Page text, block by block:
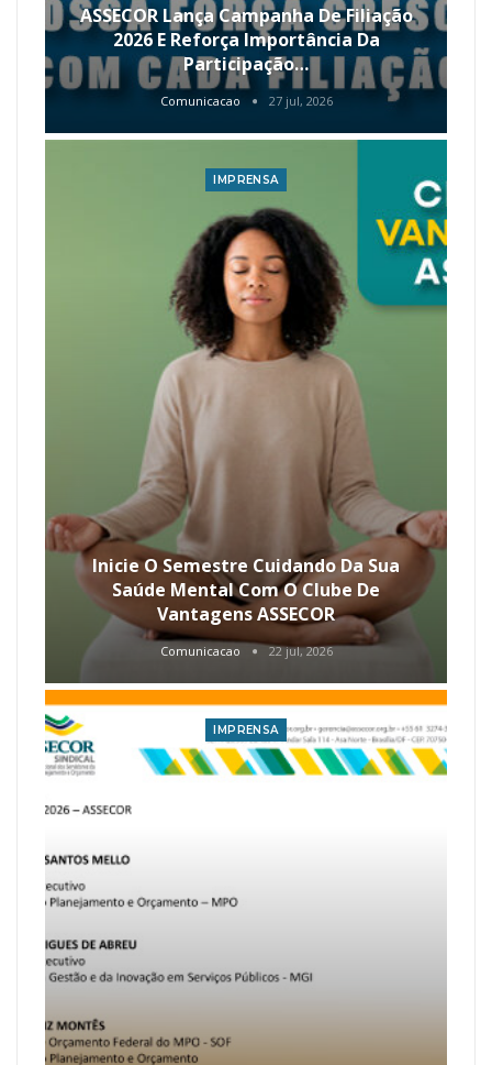
ASSECOR Lança Campanha De Filiação
2026 E Reforça Importância Da
Participação…
Comunicacao 27 jul, 2026
IMPRENSA
Inicie O Semestre Cuidando Da Sua
Saúde Mental Com O Clube De
Vantagens ASSECOR
Comunicacao 22 jul, 2026
IMPRENSA